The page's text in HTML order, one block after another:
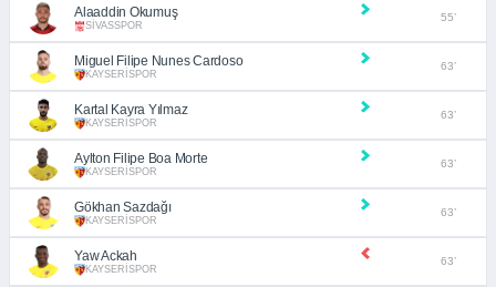
Alaaddin Okumuş
SİVASSPOR
55’
Miguel Filipe Nunes Cardoso
KAYSERİSPOR
63’
Kartal Kayra Yılmaz
KAYSERİSPOR
63’
Aylton Filipe Boa Morte
KAYSERİSPOR
63’
Gökhan Sazdağı
KAYSERİSPOR
63’
Yaw Ackah
KAYSERİSPOR
63’